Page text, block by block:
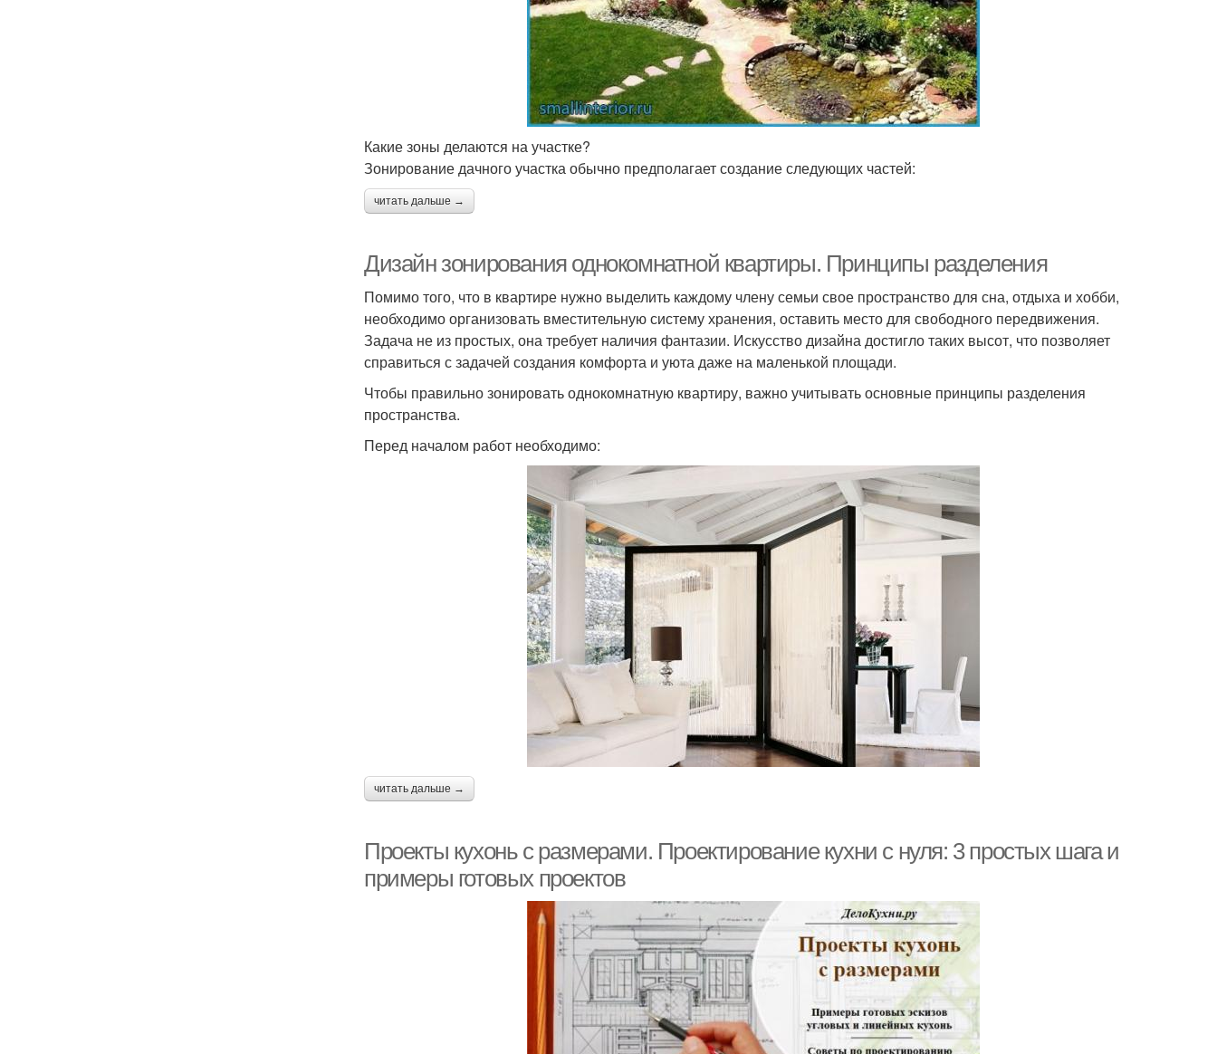
Какие зоны делаются на участке?
Зонирование дачного участка обычно предполагает создание следующих частей:
читать дальше →
Дизайн зонирования однокомнатной квартиры. Принципы разделения
Помимо того, что в квартире нужно выделить каждому члену семьи свое пространство для сна, отдыха и хобби,
необходимо организовать вместительную систему хранения, оставить место для свободного передвижения.
Задача не из простых, она требует наличия фантазии. Искусство дизайна достигло таких высот, что позволяет
справиться с задачей создания комфорта и уюта даже на маленькой площади.
Чтобы правильно зонировать однокомнатную квартиру, важно учитывать основные принципы разделения
пространства.
Перед началом работ необходимо:
читать дальше →
Проекты кухонь с размерами. Проектирование кухни с нуля: 3 простых шага и
примеры готовых проектов